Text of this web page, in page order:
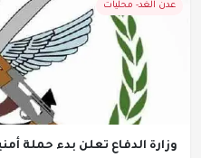
عدن الغد- محليات
وزارة الدفاع تعلن بدء حملة